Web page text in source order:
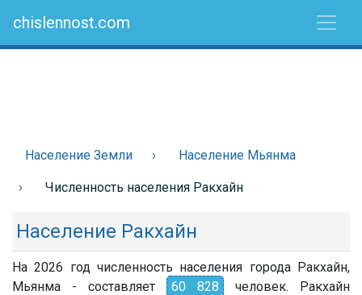
chislennost.com
Население Земли Население Мьянма
Численность населения Ракхайн
Население Ракхайн
На 2026 год численность населения города Ракхайн,
Мьянма - составляет
60 828
человек. Ракхайн